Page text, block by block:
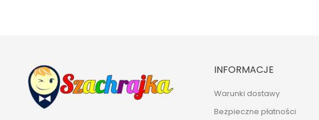
INFORMACJE
Warunki dostawy
Bezpieczne płatności